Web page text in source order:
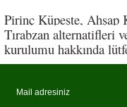
Pirinç Küpeşte, Ahşap
Tırabzan alternatifleri
kurulumu hakkında